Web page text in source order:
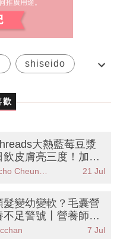
shiseido
歡
飲皮膚亮三度！加香
竟是錯？營養師教你
確喝法
Echo Cheung（SundayMore編輯部） 21 Jul
不足警號丨營養師教
生髮食物＋自我檢
清單 擺脫稀疏頭頂
7 Jul